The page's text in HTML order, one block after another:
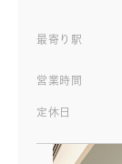
最寄り駅
営業時間
定休日